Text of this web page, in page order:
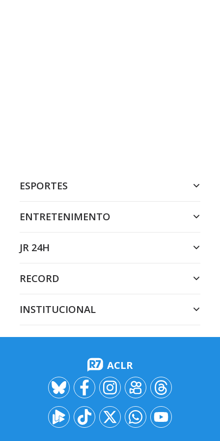
ESPORTES
ENTRETENIMENTO
JR 24H
RECORD
INSTITUCIONAL
ACLR